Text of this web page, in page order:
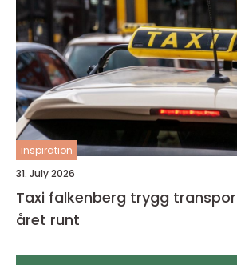
inspiration
31. July 2026
Taxi falkenberg trygg transport längs kusten
året runt